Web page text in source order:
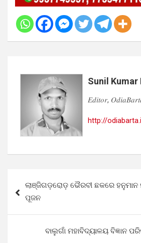
Sunil Kumar
𝐸𝑑𝑖𝑡𝑜𝑟,
http://
navigation
ଲାଞ୍ଜିଗଡ଼ରୋଡ଼ ଭୈରବୀ ଛକରେ ହନୁମାନ
ପୂଜନ
ବାଲୁଗାଁ ମହାବିଦ୍ୟାଳୟ ବିଜ୍ଞାନ